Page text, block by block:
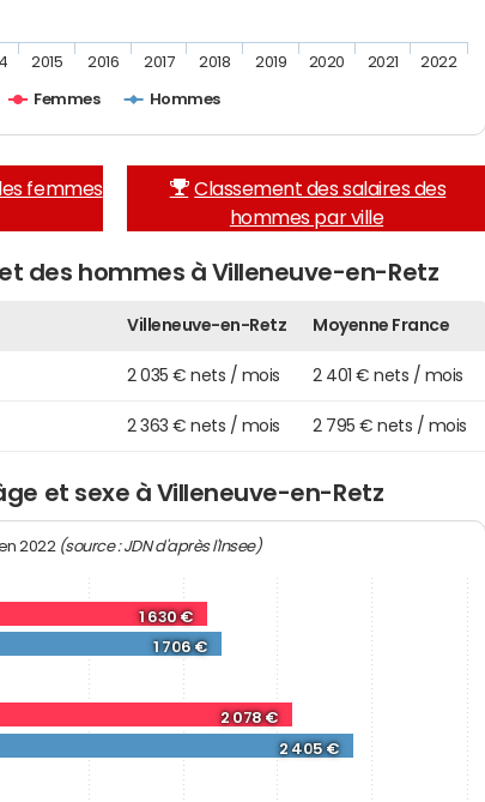
Femmes Hommes
2015 2016 2017 2018 2019 2020 2021 2022
femmes
Classement des salaires des
hommes par ville
des hommes à Villeneuve-en-Retz
Villeneuve-en-Retz Moyenne France
2 035 € nets / mois 2 401 € nets / mois
2 363 € nets / mois 2 795 € nets / mois
et sexe à Villeneuve-en-Retz
2022 (source : JDN d'après l'Insee)
1 630 €
2 078 €
1 706 €
2 405 €